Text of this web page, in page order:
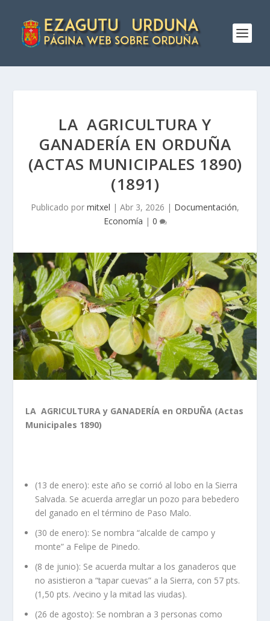
LA AGRICULTURA Y
GANADERÍA EN ORDUÑA
(ACTAS MUNICIPALES 1890)
(1891)
Publicado por mitxel | Abr 3, 2026 | Documentación,
Economía | 0
LA AGRICULTURA y GANADERÍA en ORDUÑA (Actas
Municipales 1890)
(13 de enero): este año se corrió al lobo en la Sierra
Salvada. Se acuerda arreglar un pozo para bebedero
del ganado en el término de Paso Malo.
(30 de enero): Se nombra “alcalde de campo y
monte” a Felipe de Pinedo.
(8 de junio): Se acuerda multar a los ganaderos que
no asistieron a “tapar cuevas” a la Sierra, con 57 pts.
(1,50 pts. /vecino y la mitad las viudas).
(26 de agosto): Se nombran a 3 personas como